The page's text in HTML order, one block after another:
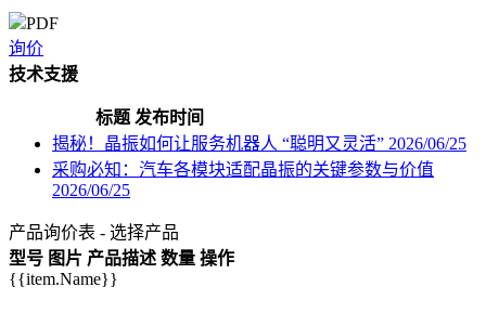
PDF
询价
技术支援
标题 发布时间
揭秘！晶振如何让服务机器人 “聪明又灵活” 2026/06/25
采购必知：汽车各模块适配晶振的关键参数与价值
2026/06/25
产品询价表 - 选择产品
型号 图片 产品描述 数量 操作
{{item.Name}}